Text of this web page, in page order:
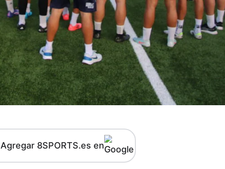
Agregar 8SPORTS.es en